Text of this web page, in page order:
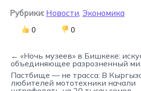
Рубрики: Новости, Экономика
0 0
← «Ночь музеев» в Бишкеке:
объединяющее разрозненный
Пастбище — не трасса: В
любителей мототехники начали